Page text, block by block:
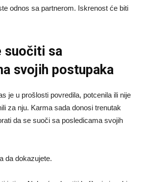
odnos sa partnerom. Iskrenost će biti
suočiti sa
svojih postupaka
je u prošlosti povredila, potcenila ili nije
za nju. Karma sada donosi trenutak
da se suoči sa posledicama svojih
da dokazujete.